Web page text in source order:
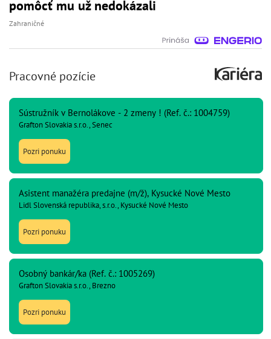
pomôcť mu už nedokázali
Zahraničné
Pracovné pozície
Sústružník v Bernolákove - 2 zmeny ! (Ref. č.: 1004759)
Grafton Slovakia s.r.o., Senec
Pozri ponuku
Asistent manažéra predajne (m/ž), Kysucké Nové Mesto
Lidl Slovenská republika, s.r.o., Kysucké Nové Mesto
Pozri ponuku
Osobný bankár/ka (Ref. č.: 1005269)
Grafton Slovakia s.r.o., Brezno
Pozri ponuku